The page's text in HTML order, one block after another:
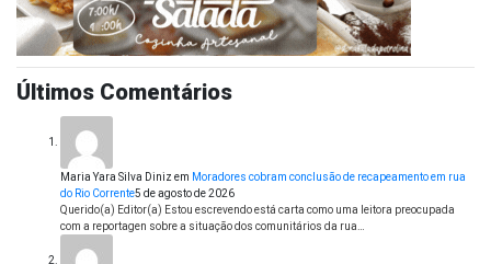
Últimos Comentários
Maria Yara Silva Diniz em Moradores cobram conclusão de recapeamento em rua
do Rio Corrente5 de agosto de 2026
Querido(a) Editor(a) Estou escrevendo está carta como uma leitora preocupada
com a reportagen sobre a situação dos comunitários da rua…